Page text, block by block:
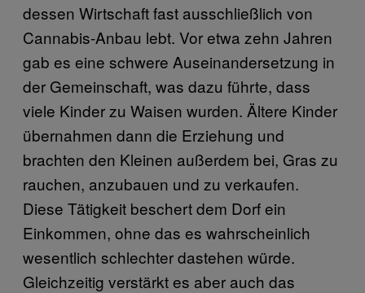
dessen Wirtschaft fast ausschließlich von
Cannabis-Anbau lebt. Vor etwa zehn Jahren
gab es eine schwere Auseinandersetzung in
der Gemeinschaft, was dazu führte, dass
viele Kinder zu Waisen wurden. Ältere Kinder
übernahmen dann die Erziehung und
brachten den Kleinen außerdem bei, Gras zu
rauchen, anzubauen und zu verkaufen.
Diese Tätigkeit beschert dem Dorf ein
Einkommen, ohne das es wahrscheinlich
wesentlich schlechter dastehen würde.
Gleichzeitig verstärkt es aber auch das